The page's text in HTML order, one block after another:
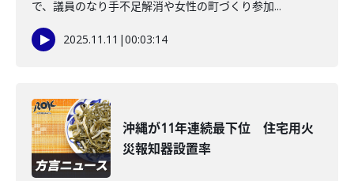
で、議員のなり手不足解消や女性の町づくり参加...
2025.11.11 |00:03:14
沖縄が11年連続最下位 住宅用火
災報知器設置率